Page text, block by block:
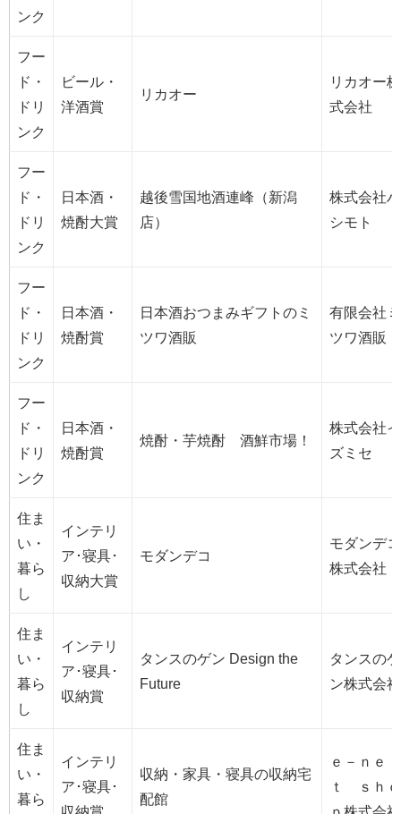
ンク
フー
ド・
ドリ
ンク
ビール・
洋酒賞
リカオー
リカオー株
式会社
フー
ド・
ドリ
ンク
日本酒・
焼酎大賞
越後雪国地酒連峰（新潟
店）
株式会社ハ
シモト
フー
ド・
ドリ
ンク
日本酒・
焼酎賞
日本酒おつまみギフトのミ
ツワ酒販
有限会社ミ
ツワ酒販
フー
ド・
ドリ
ンク
日本酒・
焼酎賞
焼酎・芋焼酎 酒鮮市場！
株式会社イ
ズミセ
住ま
い・
暮ら
し
インテリ
ア･寝具･
収納大賞
モダンデコ
モダンデコ
株式会社
住ま
い・
暮ら
し
インテリ
ア･寝具･
収納賞
タンスのゲン Design the
Future
タンスのゲ
ン株式会社
住ま
い・
暮ら
インテリ
ア･寝具･
収納・家具・寝具の収納宅
配館
ｅ－ｎｅ
ｔ ｓｈｏ